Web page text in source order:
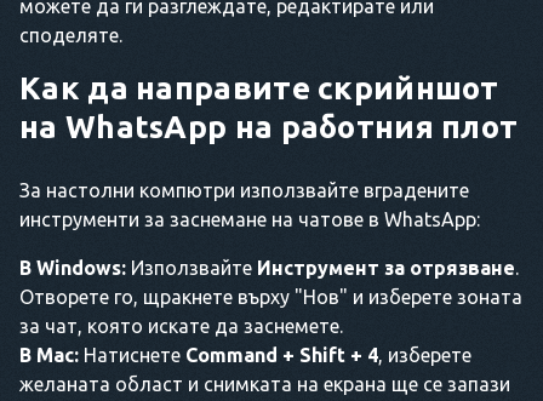
можете да ги разглеждате, редактирате или
споделяте.
Как да направите скрийншот
на WhatsApp на работния плот
За настолни компютри използвайте вградените
инструменти за заснемане на чатове в WhatsApp:
В Windows: Използвайте Инструмент за отрязване.
Отворете го, щракнете върху "Нов" и изберете зоната
за чат, която искате да заснемете.
В Mac: Натиснете Command + Shift + 4, изберете
желаната област и снимката на екрана ще се запази